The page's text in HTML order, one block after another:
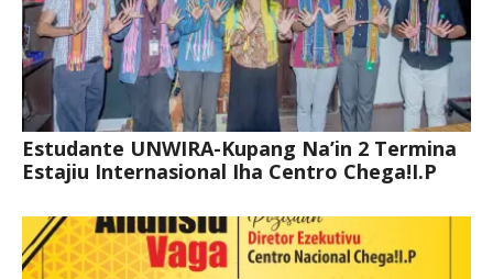
Estudante UNWIRA-Kupang Na’in 2 Termina
Estajiu Internasional Iha Centro Chega!I.P